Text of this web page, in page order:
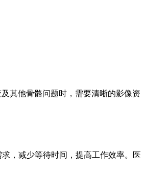
其他骨骼问题时，需要清晰的影像资
，减少等待时间，提高工作效率。医